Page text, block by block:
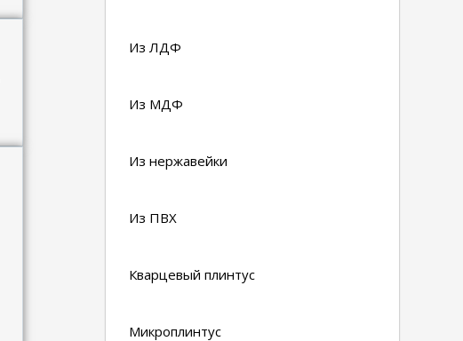
Из ЛДФ
Из МДФ
Из нержавейки
Из ПВХ
Кварцевый плинтус
Микроплинтус